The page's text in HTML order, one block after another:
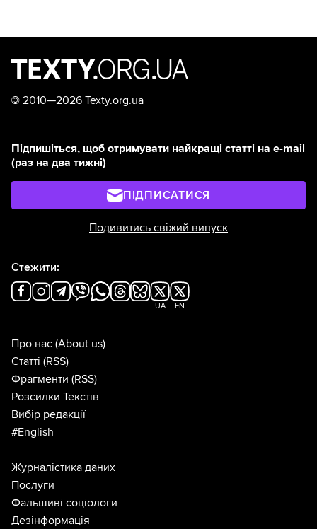
© 2010—2026 Texty.org.ua
Підпишіться, щоб отримувати найкращі статті на e-mail
(раз на два тижні)
ПІДПИСАТИСЯ
Подивитись свіжий випуск
Стежити:
UA EN
Про нас (About us)
Статті (RSS)
Фрагменти (RSS)
Розсилки Текстів
Вибір редакції
#English
Журналістика даних
Послуги
Фальшиві соціологи
Дезінформація